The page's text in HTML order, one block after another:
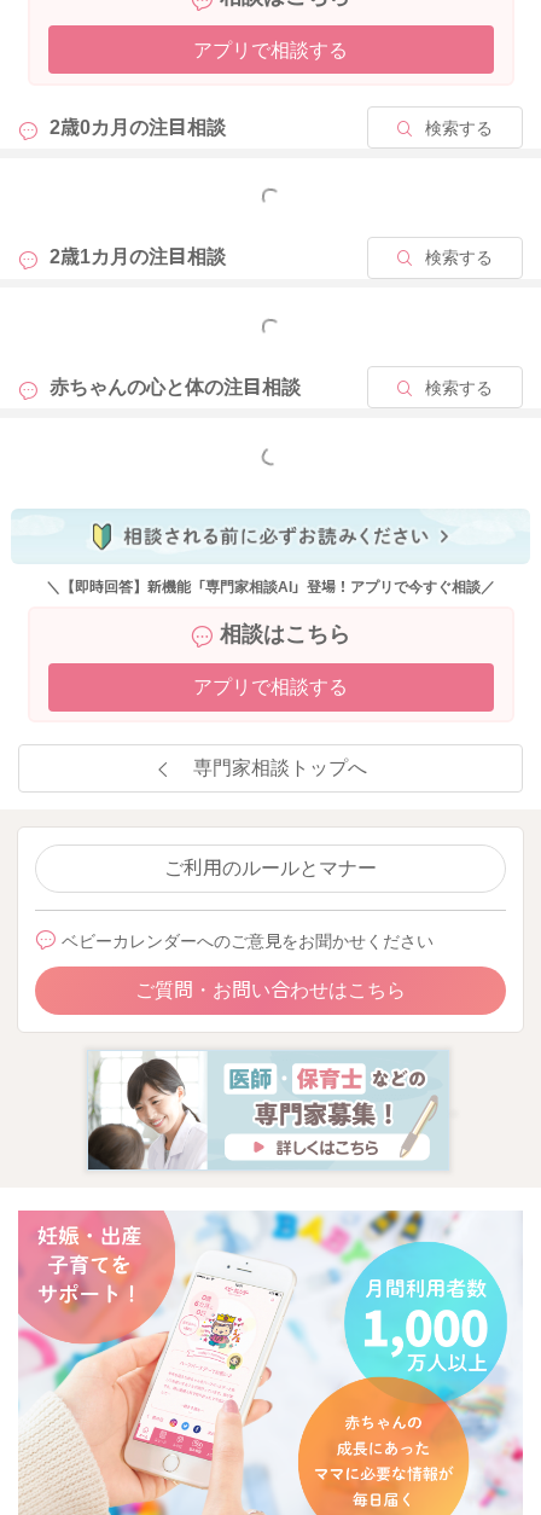
アプリで相談する
2歳0カ月の注目相談 検索する
もっと見る
2歳1カ月の注目相談 検索する
もっと見る
赤ちゃんの心と体の注目相談 検索する
もっと見る
＼【即時回答】新機能「専門家相談AI」登場！アプリで今すぐ相談／
相談はこちら
アプリで相談する
専門家相談トップへ
ご利用のルールとマナー
ベビーカレンダーへのご意見をお聞かせください
ご質問・お問い合わせはこちら